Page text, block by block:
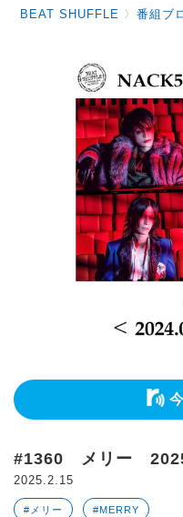
BEAT SHUFFLE 〉番組ブ
#1360 メリー
2025.2.15
#メリー #MERRY